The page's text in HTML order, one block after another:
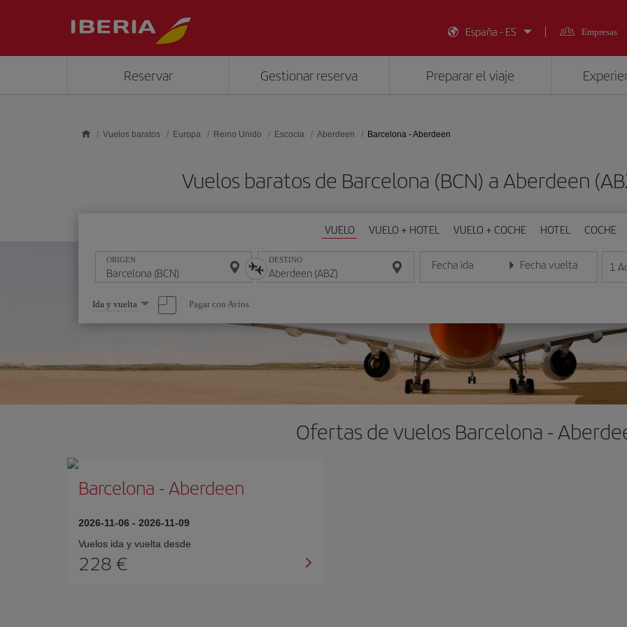
España - ES
Empresas
Reservar Gestionar reserva Preparar el viaje
Vuelos baratos Europa Reino Unido Escocia Aberdeen Barcelona - Aberdeen
Vuelos baratos de Barcelona (BCN) a Aberdeen
VUELO VUELO + HOTEL VUELO + COCHE HOTEL COCHE
ORIGEN DESTINO Fecha ida
Introduce la fecha en formato día/mes/año
Fecha vuelta
Introduce la fecha en 1
Seleccione
una
opción
Ida y vuelta Pagar con Avios
Ofertas de vuelos Barcelona -
Barcelona -Aberdeen
2026-11-06 - 2026-11-09
Vuelos ida y vuelta desde
228 €